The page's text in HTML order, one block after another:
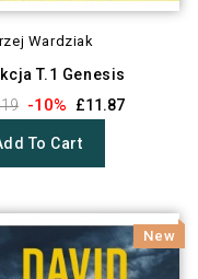
Wardziak
T.1 Genesis
-10% £11.87
To Cart
New